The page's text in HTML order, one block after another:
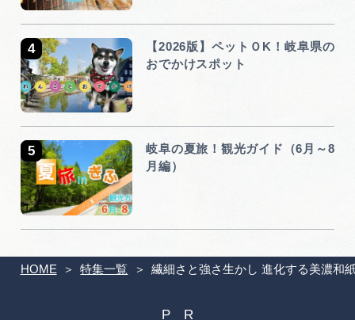
HOME 特集一覧 繊細さと強さ生かし 進化する美濃和
【2026版】ペットＯK！岐阜県の
おでかけスポット
岐阜の夏旅！観光ガイド（6月～8
月編）